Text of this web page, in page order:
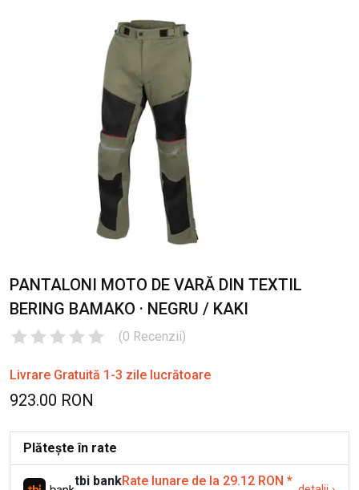
PANTALONI MOTO DE VARĂ DIN TEXTIL
BERING BAMAKO · NEGRU / KAKI
(0 Recenzii)
Livrare Gratuită 1-3 zile lucrătoare
923.00 RON
Plătește în rate
tbi bankRate lunare de la 29.12 RON *